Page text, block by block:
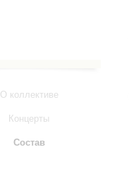
О коллективе
Концерты
Состав